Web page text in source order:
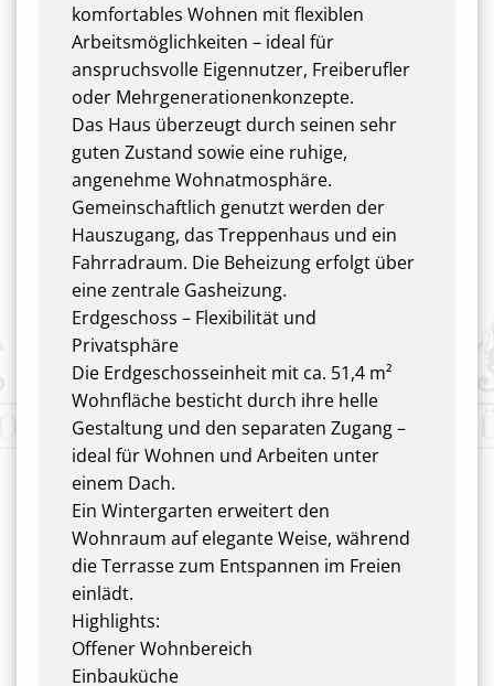
komfortables Wohnen mit flexiblen
Arbeitsmöglichkeiten – ideal für
anspruchsvolle Eigennutzer, Freiberufler
oder Mehrgenerationenkonzepte.
Das Haus überzeugt durch seinen sehr
guten Zustand sowie eine ruhige,
angenehme Wohnatmosphäre.
Gemeinschaftlich genutzt werden der
Hauszugang, das Treppenhaus und ein
Fahrradraum. Die Beheizung erfolgt über
eine zentrale Gasheizung.
Erdgeschoss – Flexibilität und
Privatsphäre
Die Erdgeschosseinheit mit ca. 51,4 m²
Wohnfläche besticht durch ihre helle
Gestaltung und den separaten Zugang –
ideal für Wohnen und Arbeiten unter
einem Dach.
Ein Wintergarten erweitert den
Wohnraum auf elegante Weise, während
die Terrasse zum Entspannen im Freien
einlädt.
Highlights:
Offener Wohnbereich
Einbauküche